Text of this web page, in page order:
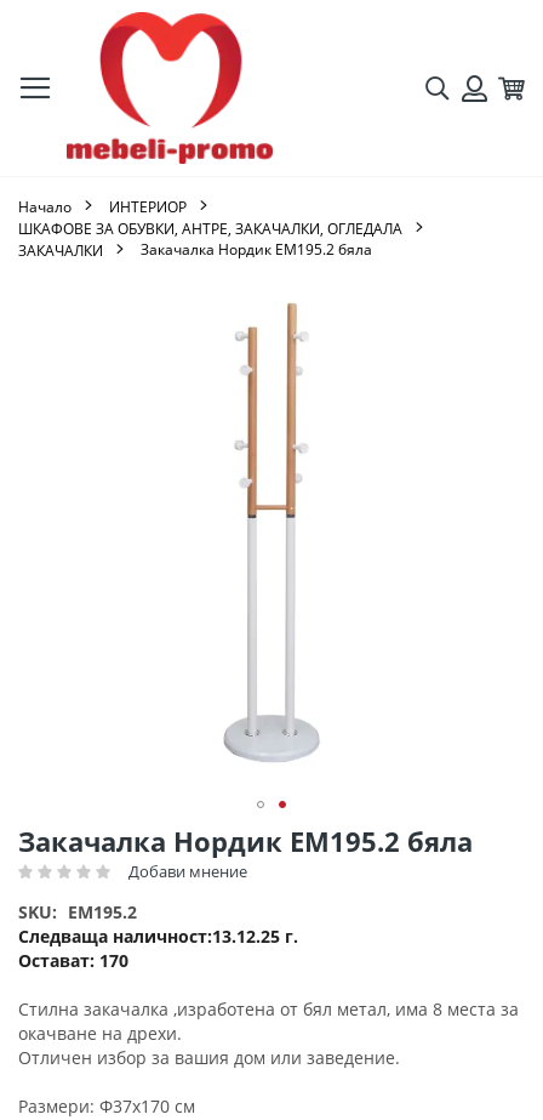
Търсене
Начало
ИНТЕРИОР
ШКАФОВЕ ЗА ОБУВКИ, АНТРЕ, ЗАКАЧАЛКИ, ОГЛЕДАЛА
ЗАКАЧАЛКИ
Закачалка Нордик ΕΜ195.2 бяла
Закачалка Нордик ΕΜ195.2 бяла
Рейтинг: Добави мнение
Остават: 170
SKU
EM195.2
Следваща наличност 13.12.25 г.
Стилна закачалка ,изработена от бял метал, има 8 места за
окачване на дрехи.
Отличен избор за вашия дом или заведение.
Размери: Ф37х170 см
Преминете
към
началото
на
галерия
със